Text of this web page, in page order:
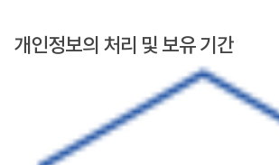
개인정보의 처리 및 보유 기간